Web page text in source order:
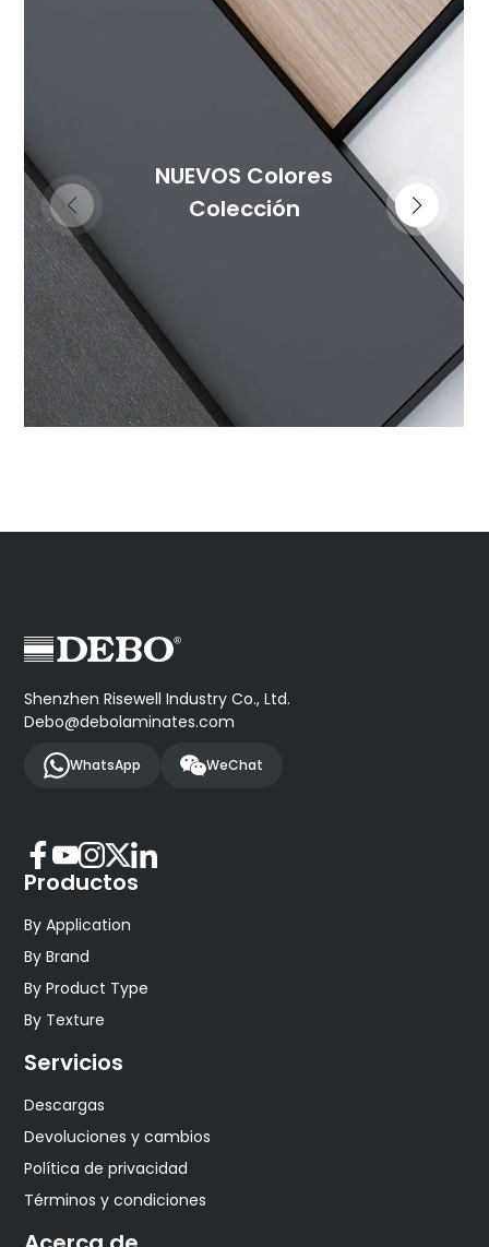
NUEVOS Colores
Colección
Shenzhen Risewell Industry Co., Ltd.
Debo@debolaminates.com
WhatsApp WeChat
Productos
By Application
By Brand
By Product Type
By Texture
Servicios
Descargas
Devoluciones y cambios
Política de privacidad
Términos y condiciones